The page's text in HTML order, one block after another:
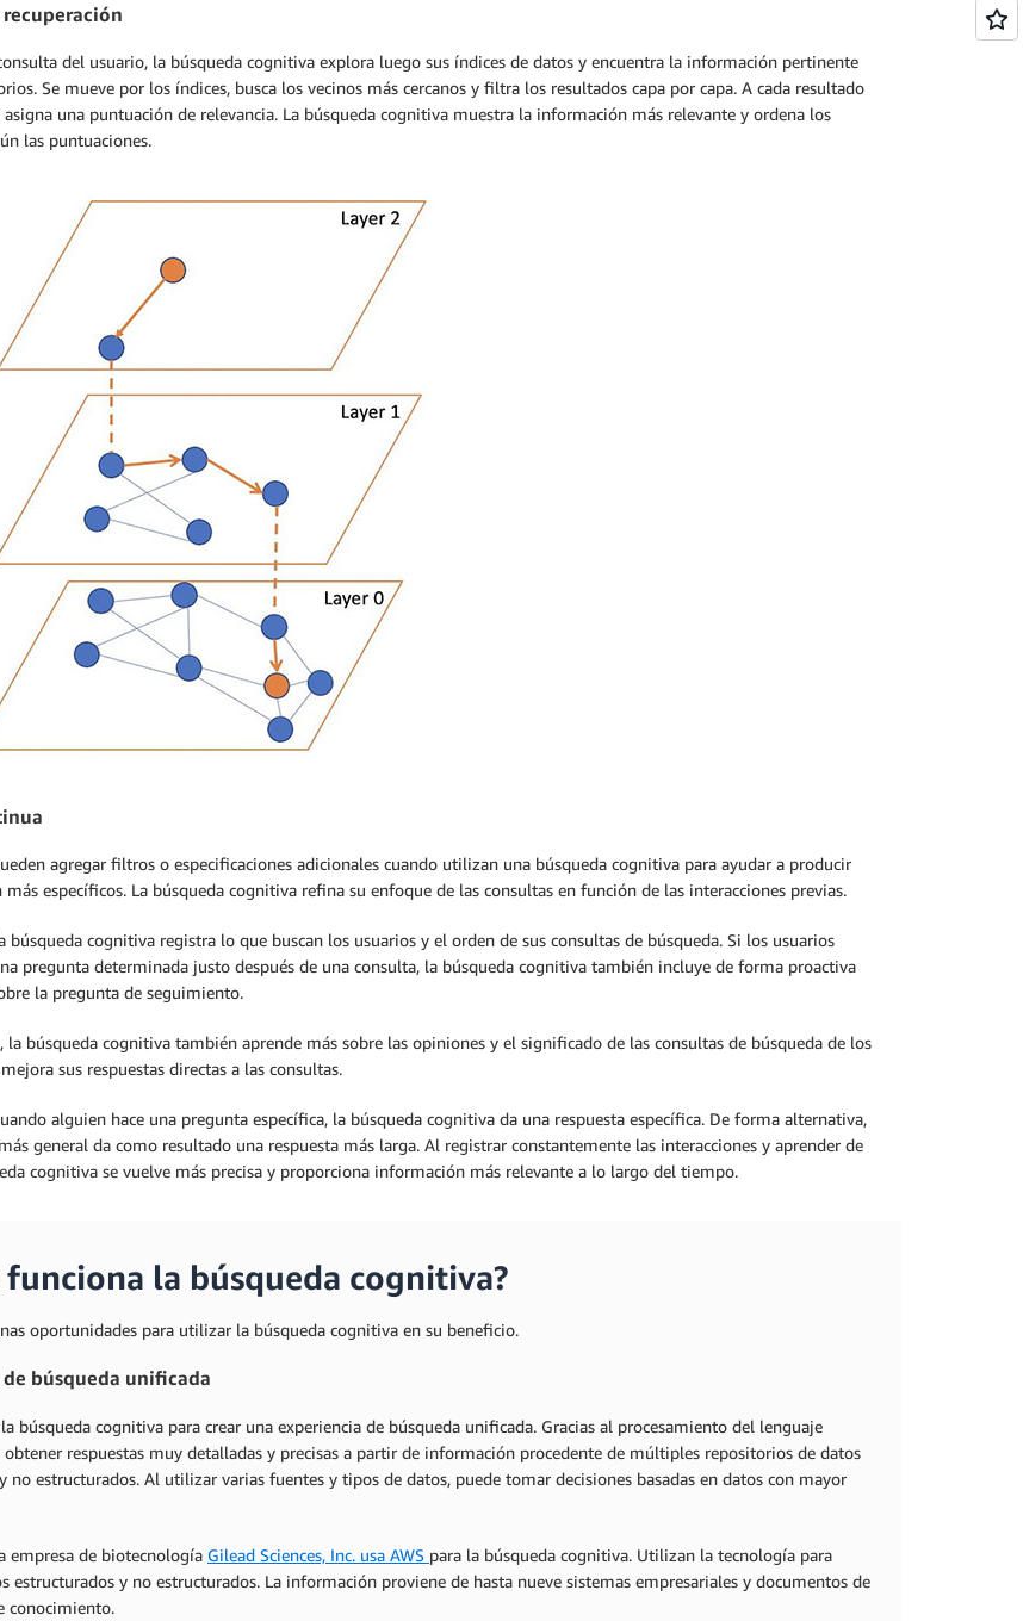
del usuario, la búsqueda cognitiva explora luego sus índices de datos y encuentra la información pertinente
Se mueve por los índices, busca los vecinos más cercanos y filtra los resultados capa por capa. A cada resultado
asigna una puntuación de relevancia. La búsqueda cognitiva muestra la información más relevante y ordena los
las puntuaciones.
agregar filtros o especificaciones adicionales cuando utilizan una búsqueda cognitiva para ayudar a producir
más específicos. La búsqueda cognitiva refina su enfoque de las consultas en función de las interacciones previas.
búsqueda cognitiva registra lo que buscan los usuarios y el orden de sus consultas de búsqueda. Si los usuarios
pregunta determinada justo después de una consulta, la búsqueda cognitiva también incluye de forma proactiva
la pregunta de seguimiento.
la búsqueda cognitiva también aprende más sobre las opiniones y el significado de las consultas de búsqueda de los
sus respuestas directas a las consultas.
alguien hace una pregunta específica, la búsqueda cognitiva da una respuesta específica. De forma alternativa,
general da como resultado una respuesta más larga. Al registrar constantemente las interacciones y aprender de
cognitiva se vuelve más precisa y proporciona información más relevante a lo largo del tiempo.
funciona la búsqueda cognitiva?
oportunidades para utilizar la búsqueda cognitiva en su beneficio.
búsqueda unificada
búsqueda cognitiva para crear una experiencia de búsqueda unificada. Gracias al procesamiento del lenguaje
obtener respuestas muy detalladas y precisas a partir de información procedente de múltiples repositorios de datos
no estructurados. Al utilizar varias fuentes y tipos de datos, puede tomar decisiones basadas en datos con mayor
empresa de biotecnología Gilead Sciences, Inc. usa AWS para la búsqueda cognitiva. Utilizan la tecnología para
estructurados y no estructurados. La información proviene de hasta nueve sistemas empresariales y documentos de
conocimiento.